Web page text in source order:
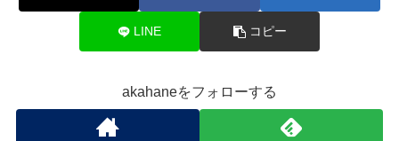
LINE コピー
akahaneをフォローする